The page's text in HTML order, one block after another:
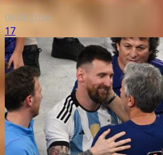
08.08.2026
17